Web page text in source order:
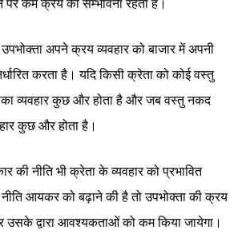
पर कम क्रय की सम्भावना रहती है।
उपभोक्ता अपने क्रय व्यवहार को बाजार में अपनी
करता है। यदि किसी क्रेता को कोई वस्तु
व्यवहार कुछ और होता है और जब वस्तु नकद
कुछ और होता है।
की नीति भी क्रेता के व्यवहार को प्रभावित
आयकर को बढ़ाने की है तो उपभोक्ता की क्रय
उसके द्वारा आवश्यकताओं को कम किया जायेगा।